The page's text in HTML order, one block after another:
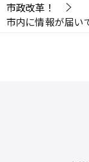
市政改革！
市内に情報が届い